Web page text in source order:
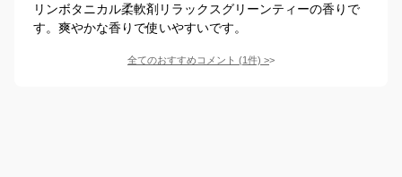
リンボタニカル柔軟剤リラックスグリーンティーの香りで
す。爽やかな香りで使いやすいです。
全てのおすすめコメント (1件) >